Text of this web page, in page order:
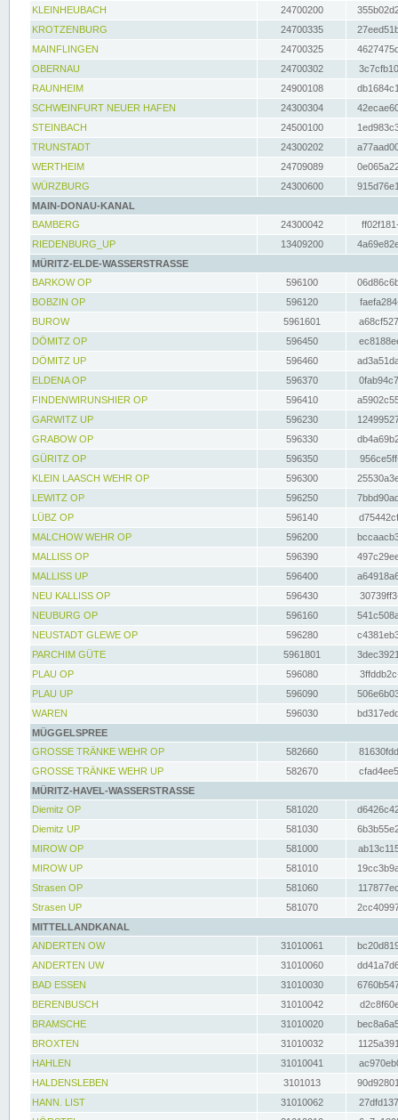
KLEINHEUBACH 24700200
KROTZENBURG
24700335
MAINFLINGEN
24700325
OBERNAU
24700302
RAUNHEIM
24900108
SCHWEINFURT NEUER HAFEN
24300304
STEINBACH
24500100
TRUNSTADT
24300202
WERTHEIM
24709089
WÜRZBURG
24300600
MAIN-DONAU-KANAL
BAMBERG
24300042
RIEDENBURG_UP
13409200
MÜRITZ-ELDE-WASSERSTRASSE
BARKOW OP
596100
BOBZIN OP
596120
BUROW
5961601
DÖMITZ OP
596450
DÖMITZ UP
596460
ELDENA OP
596370
FINDENWIRUNSHIER OP
596410
GARWITZ UP
596230
GRABOW OP
596330
GÜRITZ OP
596350
KLEIN LAASCH WEHR OP
596300
LEWITZ OP
596250
LÜBZ OP
596140
MALCHOW WEHR OP
596200
MALLISS OP
596390
MALLISS UP
596400
NEU KALLISS OP
596430
NEUBURG OP
596160
NEUSTADT GLEWE OP
596280
PARCHIM GÜTE
5961801
PLAU OP
596080
PLAU UP
596090
WAREN
596030
MÜGGELSPREE
GROSSE TRÄNKE WEHR OP
582660
GROSSE TRÄNKE WEHR UP
582670
MÜRITZ-HAVEL-WASSERSTRASSE
Diemitz OP
581020
Diemitz UP
581030
MIROW OP
581000
MIROW UP
581010
Strasen OP
581060
Strasen UP
581070
MITTELLANDKANAL
ANDERTEN OW
31010061
ANDERTEN UW
31010060
BAD ESSEN
31010030
BERENBUSCH
31010042
BRAMSCHE
31010020
BROXTEN
31010032
HAHLEN
31010041
HALDENSLEBEN
3101013
HANN. LIST
31010062